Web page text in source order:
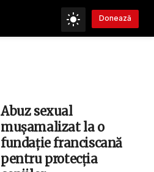
Donează
Abuz sexual
mușamalizat la o
fundație franciscană
pentru protecția